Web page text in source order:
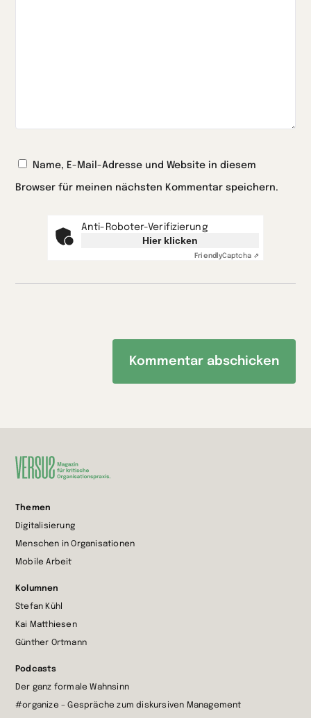
Name, E-Mail-Adresse und Website in diesem
Browser für meinen nächsten Kommentar speichern.
Anti-Roboter-Verifizierung
Hier klicken
FriendlyCaptcha ⇗
Startseite
wechseln
Themen
Digitalisierung
Menschen in Organisationen
Mobile Arbeit
Kolumnen
Stefan Kühl
Kai Matthiesen
Günther Ortmann
Podcasts
Der ganz formale Wahnsinn
#organize – Gespräche zum diskursiven Management